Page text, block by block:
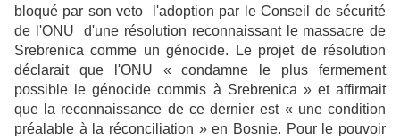
bloqué par son veto l'adoption par le Conseil de sécurité
de l'ONU d'une résolution reconnaissant le massacre de
Srebrenica comme un génocide. Le projet de résolution
déclarait que l'ONU « condamne le plus fermement
possible le génocide commis à Srebrenica » et affirmait
que la reconnaissance de ce dernier est « une condition
préalable à la réconciliation » en Bosnie. Pour le pouvoir